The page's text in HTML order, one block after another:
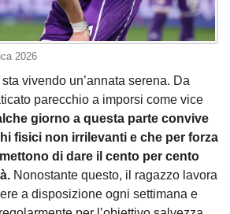
2026
vivendo un’annata serena. Da
parecchio a imporsi come vice
giorno a questa parte convive
fisici non irrilevanti e che per forza
di dare il cento per cento
Nonostante questo, il ragazzo lavora
a disposizione ogni settimana e